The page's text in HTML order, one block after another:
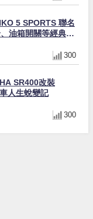
5 SPORTS 聯名
油箱開關等經典設
300
SR400改裝
人生蛻變記
300